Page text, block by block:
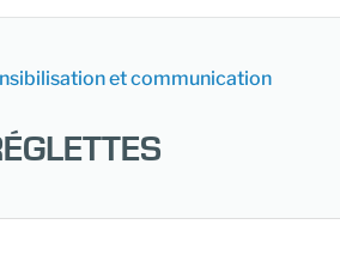
et communication